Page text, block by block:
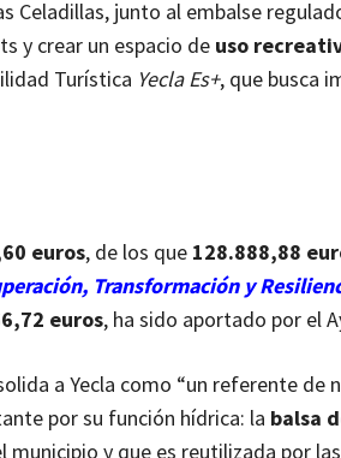
Celadillas, junto al embalse
y crear un espacio de uso
Turística Yecla Es+, que busca
euros, de los que 128.888,88
Transformación y
euros, ha sido aportado por el
a Yecla como “un referente de
por su función hídrica: la balsa
y que es reutilizada por